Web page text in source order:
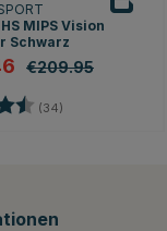
MIPS Vision
Schwarz
€209.95
(34)